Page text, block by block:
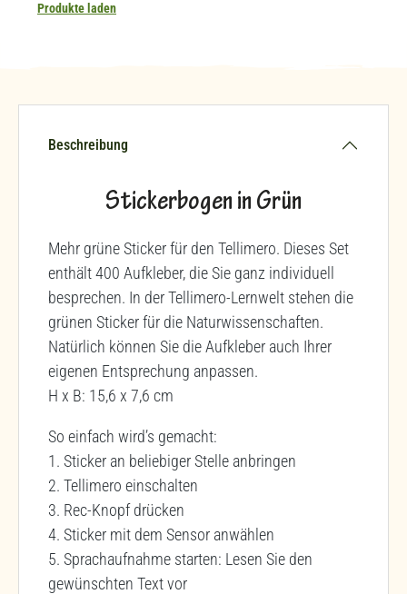
Produkte laden
Beschreibung
Stickerbogen in Grün
Mehr grüne Sticker für den Tellimero. Dieses Set
enthält 400 Aufkleber, die Sie ganz individuell
besprechen. In der Tellimero-Lernwelt stehen die
grünen Sticker für die Naturwissenschaften.
Natürlich können Sie die Aufkleber auch Ihrer
eigenen Entsprechung anpassen.
H x B: 15,6 x 7,6 cm
So einfach wird’s gemacht:
1. Sticker an beliebiger Stelle anbringen
2. Tellimero einschalten
3. Rec-Knopf drücken
4. Sticker mit dem Sensor anwählen
5. Sprachaufnahme starten: Lesen Sie den
gewünschten Text vor